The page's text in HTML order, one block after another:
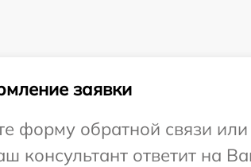
заявки
форму обратной связи
консультант ответит на